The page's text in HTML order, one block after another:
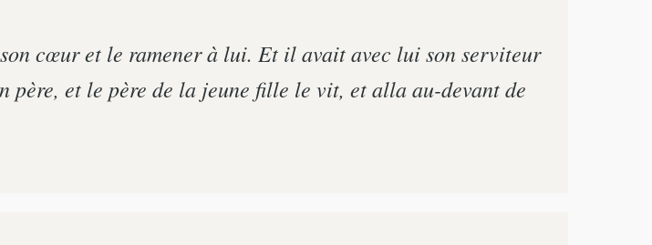
cœur et le ramener à lui. Et il avait avec lui son serviteur
père, et le père de la jeune fille le vit, et alla au-devant de